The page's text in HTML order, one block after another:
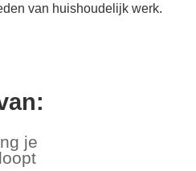
van huishoudelijk werk.
je